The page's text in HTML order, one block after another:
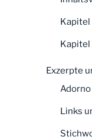
Kapitel
Kapitel
Exzerpte
Links